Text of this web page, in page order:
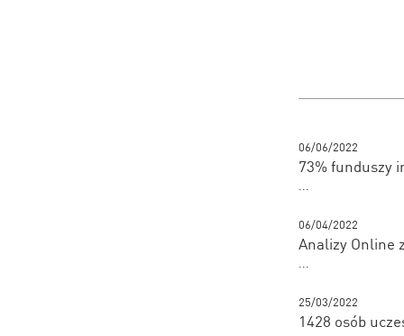
06/06/2022
73% funduszy
06/04/2022
Analizy Online
25/03/2022
1428 osób